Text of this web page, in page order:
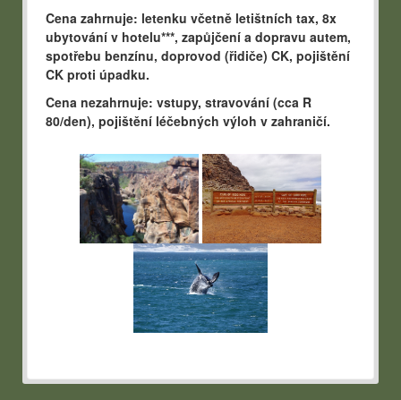
Cena zahrnuje: letenku včetně letištních tax, 8x
ubytování v hotelu***, zapůjčení a dopravu autem,
spotřebu benzínu, doprovod (řidiče) CK, pojištění
CK proti úpadku.
Cena nezahrnuje:vstupy, stravování (cca R
80/den), pojištění léčebných výloh v zahraničí.